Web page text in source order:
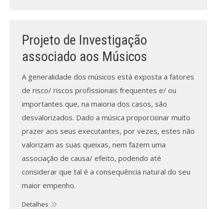
Projeto de Investigação
associado aos Músicos
A generalidade dos músicos está exposta a fatores
de risco/ riscos profissionais frequentes e/ ou
importantes que, na maioria dos casos, são
desvalorizados. Dado a música proporcionar muito
prazer aos seus executantes, por vezes, estes não
valorizam as suas queixas, nem fazem uma
associação de causa/ efeito, podendo até
considerar que tal é a consequência natural do seu
maior empenho.
Detalhes